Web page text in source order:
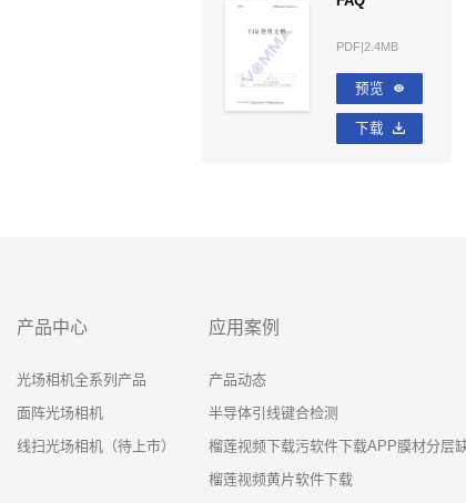
PDF|2.4MB
预览
下载
产品中心
光场相机全系列产品
面阵光场相机
线扫光场相机（待上市）
应用案例
产品动态
半导体引线键合检测
榴莲视频下载污软件下载APP膜材分层
榴莲视频黄片软件下载